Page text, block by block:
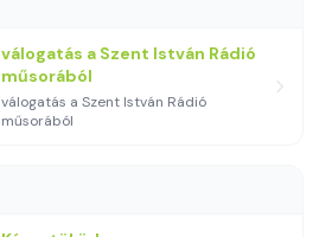
válogatás a Szent István Rádió
műsorából
válogatás a Szent István Rádió
műsorából